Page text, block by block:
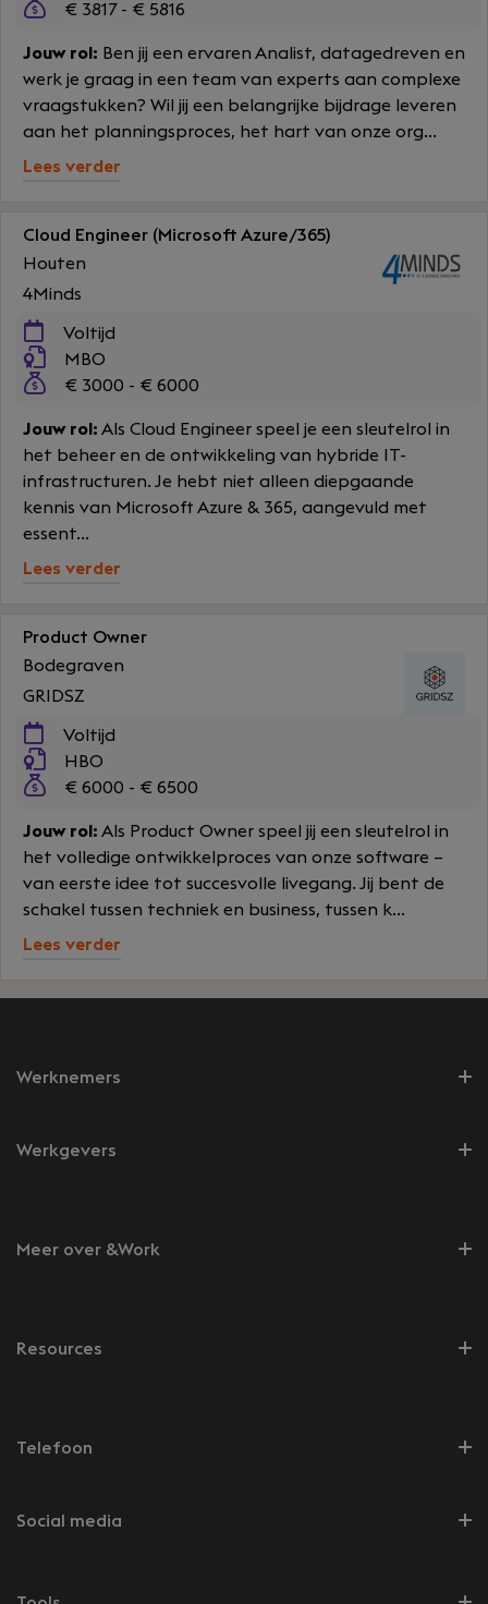
€ 3817 - € 5816
Jouw rol: Ben jij een ervaren Analist, datagedreven en
werk je graag in een team van experts aan complexe
vraagstukken? Wil jij een belangrijke bijdrage leveren
aan het planningsproces, het hart van onze org...
Lees verder
Cloud Engineer (Microsoft Azure/365)
Houten
4Minds
Voltijd
MBO
€ 3000 - € 6000
Jouw rol: Als Cloud Engineer speel je een sleutelrol in
het beheer en de ontwikkeling van hybride IT-
infrastructuren. Je hebt niet alleen diepgaande
kennis van Microsoft Azure & 365, aangevuld met
essent...
Lees verder
Product Owner
Bodegraven
GRIDSZ
Voltijd
HBO
€ 6000 - € 6500
Jouw rol: Als Product Owner speel jij een sleutelrol in
het volledige ontwikkelproces van onze software –
van eerste idee tot succesvolle livegang. Jij bent de
schakel tussen techniek en business, tussen k...
Lees verder
Werknemers
Werkgevers
Meer over &Work
Resources
Telefoon
Social media